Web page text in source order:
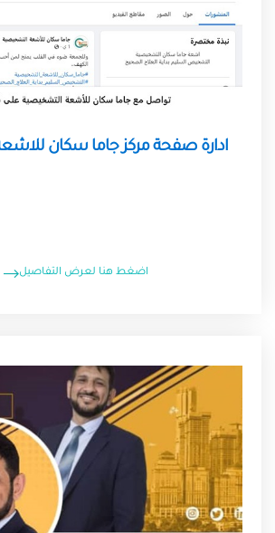
ادارة صفحة مركز جاما سكان
اضغط هنا لعرض التفاصيل